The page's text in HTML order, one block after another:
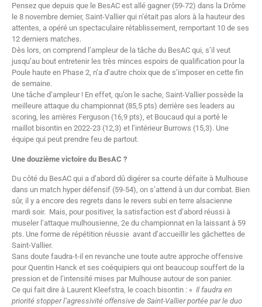
Pensez que depuis que le BesAC est allé gagner (59-72) dans la Drôme
le 8 novembre dernier, Saint-Vallier qui n’était pas alors à la hauteur des
attentes, a opéré un spectaculaire rétablissement, remportant 10 de ses
12 derniers matches.
Dès lors, on comprend l’ampleur de la tâche du BesAC qui, s’il veut
jusqu’au bout entretenir les très minces espoirs de qualification pour la
Poule haute en Phase 2, n’a d’autre choix que de s’imposer en cette fin
de semaine.
Une tâche d’ampleur ! En effet, qu’on le sache, Saint-Vallier possède la
meilleure attaque du championnat (85,5 pts) derrière ses leaders au
scoring, les arrières Ferguson (16,9 pts), et Boucaud qui a porté le
maillot bisontin en 2022-23 (12,3) et l’intérieur Burrows (15,3). Une
équipe qui peut prendre feu de partout.
Une douzième victoire du BesAC ?
Du côté du BesAC qui a d’abord dû digérer sa courte défaite à Mulhouse
dans un match hyper défensif (59-54), on s’attend à un dur combat. Bien
sûr, il y a encore des regrets dans le revers subi en terre alsacienne
mardi soir. Mais, pour positiver, la satisfaction est d’abord réussi à
museler l’attaque mulhousienne, 2e du championnat en la laissant à 59
pts. Une forme de répétition réussie avant d’accueillir les gâchettes de
Saint-Vallier.
Sans doute faudra-t-il en revanche une toute autre approche offensive
pour Quentin Hanck et ses coéquipiers qui ont beaucoup souffert de la
pression et de l’intensité mises par Mulhouse autour de son panier.
Ce qui fait dire à Laurent Kleefstra, le coach bisontin : « Il faudra en
priorité stopper l’agressivité offensive de Saint-Vallier portée par le duo